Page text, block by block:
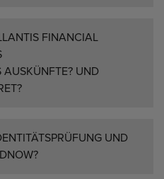
FINANCIAL
AUSKÜNFTE? UND
UND